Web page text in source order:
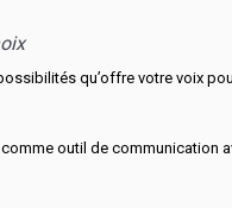
qu’offre votre voix
outil de communication